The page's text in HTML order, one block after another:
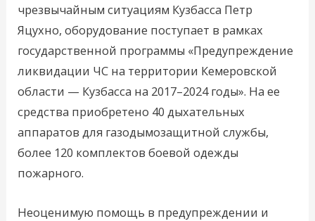
чрезвычайным ситуациям Кузбасса Петр
Яцухно, оборудование поступает в рамках
государственной программы «Предупреждение
ликвидации ЧС на территории Кемеровской
области — Кузбасса на 2017–2024 годы». На ее
средства приобретено 40 дыхательных
аппаратов для газодымозащитной службы,
более 120 комплектов боевой одежды
пожарного.
Неоценимую помощь в предупреждении и